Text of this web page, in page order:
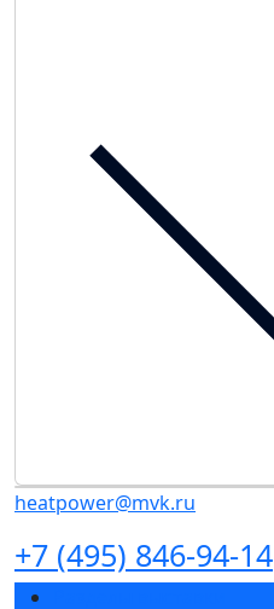
heatpower@mvk.ru
+7 (495) 846-94-14